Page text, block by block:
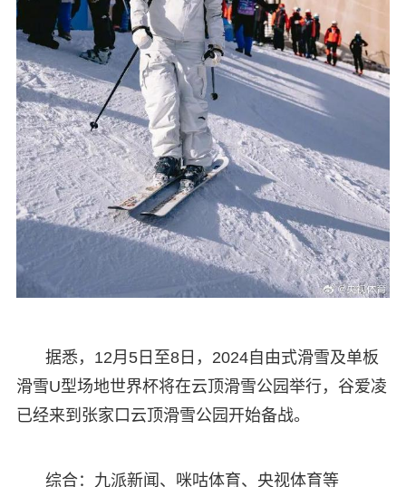
据悉，12月5日至8日，2024自由式滑雪及单板
滑雪U型场地世界杯将在云顶滑雪公园举行，谷爱凌
已经来到张家口云顶滑雪公园开始备战。
综合：九派新闻、咪咕体育、央视体育等